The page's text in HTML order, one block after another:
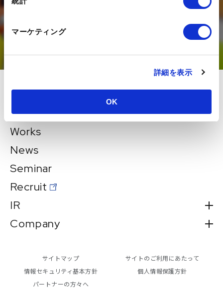
マーケティング
詳細を表示
OK
About
Services
Works
News
Seminar
Recruit
IR
Company
サイトのご利用にあたって
個人情報保護方針
情報セキュリティ基本方針
パートナーの方々へ
サイトマップ